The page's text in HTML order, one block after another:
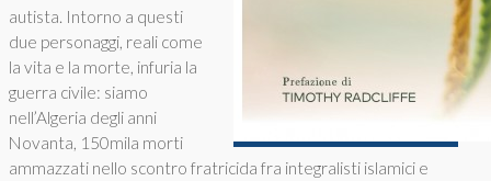
autista. Intorno a questi
due personaggi, reali come
la vita e la morte, infuria la
guerra civile: siamo
nell’Algeria degli anni
Novanta, 150mila morti
ammazzati nello scontro fratricida fra integralisti islamici e